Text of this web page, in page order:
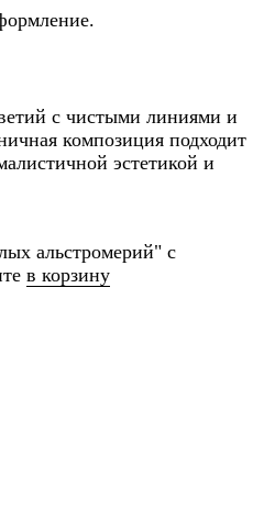
с чистыми линиями и
композиция подходит
эстетикой и
альстромерий" с
в корзину